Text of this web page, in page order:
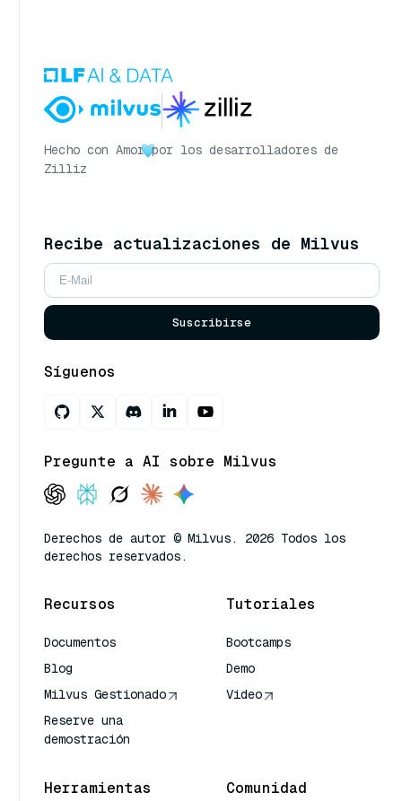
Hecho con Amor por los desarrolladores de
Zilliz
Recibe actualizaciones de Milvus
Suscribirse
Síguenos
Pregunte a AI sobre Milvus
Derechos de autor © Milvus. 2026 Todos los
derechos reservados.
Recursos
Documentos
Blog
Milvus Gestionado
Reserve una
demostración
Tutoriales
Bootcamps
Demo
Video
Herramientas Comunidad